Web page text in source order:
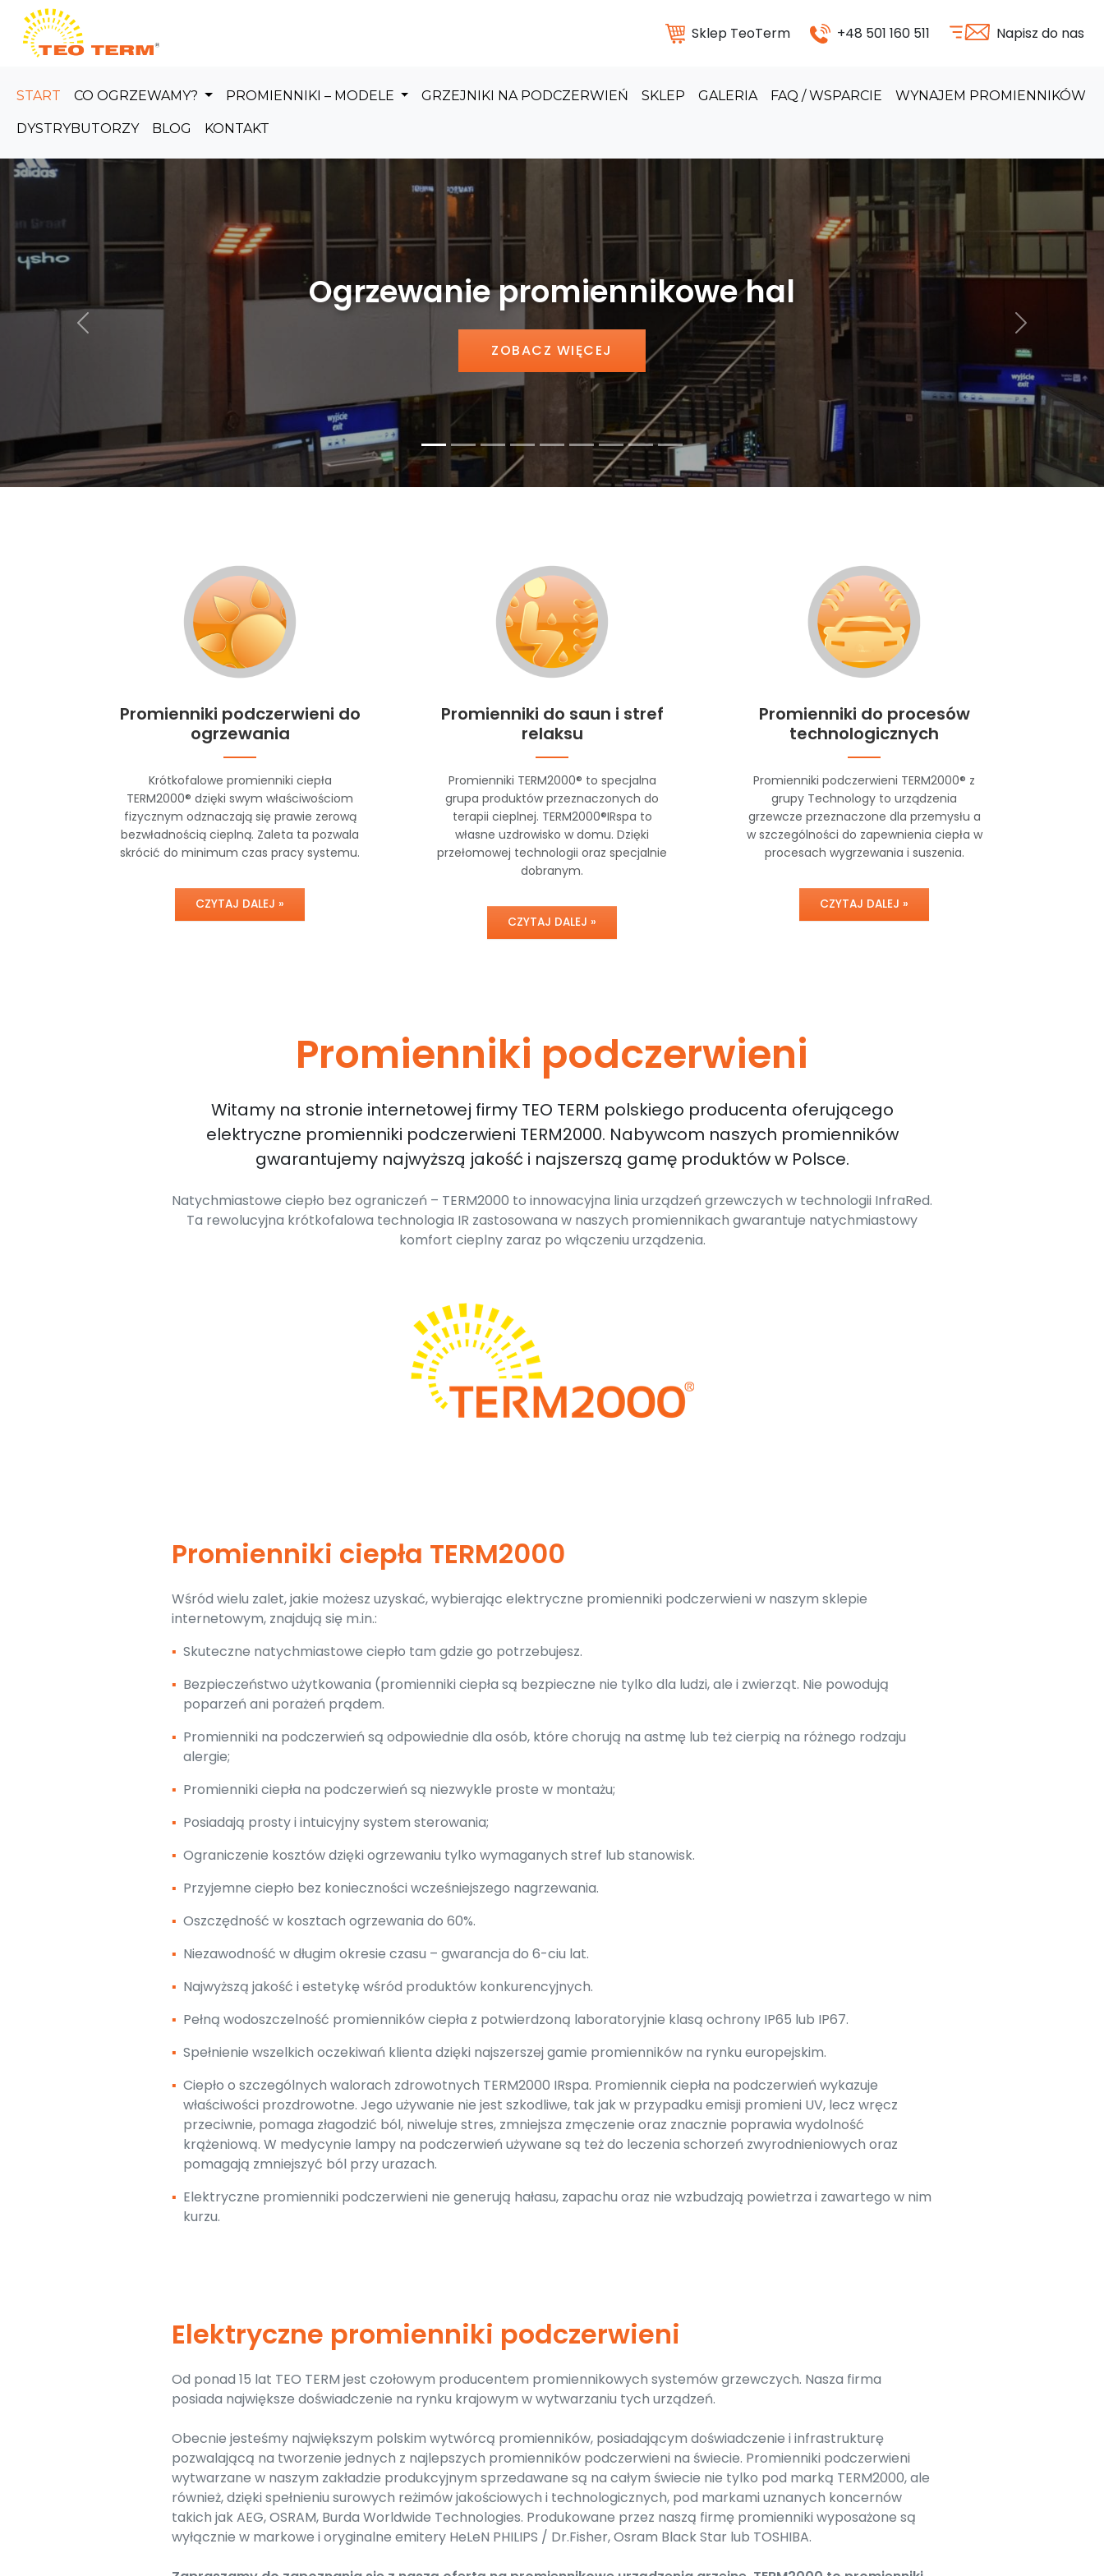
Skip to main content
Sklep TeoTerm
+48 501 160 511 Napisz do nas
START CO OGRZEWAMY? PROMIENNIKI – MODELE GRZEJNIKI NA PODCZERWIEŃ SKLEP GALERIA FAQ / WSPARCIE WYNAJEM PROMIENNIKÓW
DYSTRYBUTORZY BLOG KONTAKT
Ogrzewanie promiennikowe hal produkcyjnych
ZOBACZ WIĘCEJ
Poprzedni Następny
Promienniki podczerwieni do
ogrzewania
Krótkofalowe promienniki ciepła
TERM2000® dzięki swym właściwościom
fizycznym odznaczają się prawie zerową
bezwładnością cieplną. Zaleta ta pozwala
skrócić do minimum czas pracy systemu.
CZYTAJ DALEJ »
Promienniki do saun i stref
relaksu
Promienniki TERM2000® to specjalna
grupa produktów przeznaczonych do
terapii cieplnej. TERM2000®IRspa to
własne uzdrowisko w domu. Dzięki
przełomowej technologii oraz specjalnie
dobranym.
CZYTAJ DALEJ »
Promienniki do procesów
technologicznych
Promienniki podczerwieni TERM2000® z
grupy Technology to urządzenia
grzewcze przeznaczone dla przemysłu a
w szczególności do zapewnienia ciepła w
procesach wygrzewania i suszenia.
CZYTAJ DALEJ »
Promienniki podczerwieni
Witamy na stronie internetowej firmy TEO TERM polskiego producenta oferującego
elektryczne promienniki podczerwieni TERM2000. Nabywcom naszych promienników
gwarantujemy najwyższą jakość i najszerszą gamę produktów w Polsce.
Natychmiastowe ciepło bez ograniczeń – TERM2000 to innowacyjna linia urządzeń grzewczych w technologii InfraRed.
Ta rewolucyjna krótkofalowa technologia IR zastosowana w naszych promiennikach gwarantuje natychmiastowy
komfort cieplny zaraz po włączeniu urządzenia.
Promienniki ciepła TERM2000
Wśród wielu zalet, jakie możesz uzyskać, wybierając elektryczne promienniki podczerwieni w naszym sklepie
internetowym, znajdują się m.in.:
▪ Skuteczne natychmiastowe ciepło tam gdzie go potrzebujesz.
▪ Bezpieczeństwo użytkowania (promienniki ciepła są bezpieczne nie tylko dla ludzi, ale i zwierząt. Nie powodują
poparzeń ani porażeń prądem.
▪ Promienniki na podczerwień są odpowiednie dla osób, które chorują na astmę lub też cierpią na różnego rodzaju
alergie;
▪ Promienniki ciepła na podczerwień są niezwykle proste w montażu;
▪ Posiadają prosty i intuicyjny system sterowania;
▪ Ograniczenie kosztów dzięki ogrzewaniu tylko wymaganych stref lub stanowisk.
▪ Przyjemne ciepło bez konieczności wcześniejszego nagrzewania.
▪ Oszczędność w kosztach ogrzewania do 60%.
▪ Niezawodność w długim okresie czasu – gwarancja do 6-ciu lat.
▪ Najwyższą jakość i estetykę wśród produktów konkurencyjnych.
▪ Pełną wodoszczelność promienników ciepła z potwierdzoną laboratoryjnie klasą ochrony IP65 lub IP67.
▪ Spełnienie wszelkich oczekiwań klienta dzięki najszerszej gamie promienników na rynku europejskim.
▪ Ciepło o szczególnych walorach zdrowotnych TERM2000 IRspa. Promiennik ciepła na podczerwień wykazuje
właściwości prozdrowotne. Jego używanie nie jest szkodliwe, tak jak w przypadku emisji promieni UV, lecz wręcz
przeciwnie, pomaga złagodzić ból, niweluje stres, zmniejsza zmęczenie oraz znacznie poprawia wydolność
krążeniową. W medycynie lampy na podczerwień używane są też do leczenia schorzeń zwyrodnieniowych oraz
pomagają zmniejszyć ból przy urazach.
▪ Elektryczne promienniki podczerwieni nie generują hałasu, zapachu oraz nie wzbudzają powietrza i zawartego w nim
kurzu.
Elektryczne promienniki podczerwieni
Od ponad 15 lat TEO TERM jest czołowym producentem promiennikowych systemów grzewczych. Nasza firma
posiada największe doświadczenie na rynku krajowym w wytwarzaniu tych urządzeń.
Obecnie jesteśmy największym polskim wytwórcą promienników, posiadającym doświadczenie i infrastrukturę
pozwalającą na tworzenie jednych z najlepszych promienników podczerwieni na świecie. Promienniki podczerwieni
wytwarzane w naszym zakładzie produkcyjnym sprzedawane są na całym świecie nie tylko pod marką TERM2000, ale
również, dzięki spełnieniu surowych reżimów jakościowych i technologicznych, pod markami uznanych koncernów
takich jak AEG, OSRAM, Burda Worldwide Technologies. Produkowane przez naszą firmę promienniki wyposażone są
wyłącznie w markowe i oryginalne emitery HeLeN PHILIPS / Dr.Fisher, Osram Black Star lub TOSHIBA.